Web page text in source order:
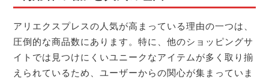
アリエクスプレスの人気が高まっている理由の一つは、
圧倒的な商品数にあります。特に、他のショッピングサ
イトでは見つけにくいユニークなアイテムが多く取り揃
えられているため、ユーザーからの関心が集まっていま